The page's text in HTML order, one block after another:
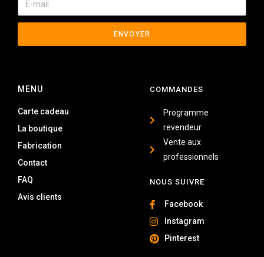
COMMANDES
Programme
revendeur
Vente aux
professionnels
NOUS SUIVRE
Facebook
Instagram
Pinterest
MENU
Carte cadeau
La boutique
Fabrication
Contact
FAQ
Avis clients
ENVOYER